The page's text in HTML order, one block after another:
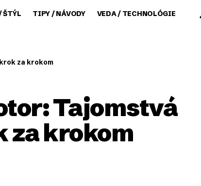
ŠTÝL TIPY / NÁVODY VEDA / TECHNOLÓGIE
za krokom
Tajomstvá
krokom